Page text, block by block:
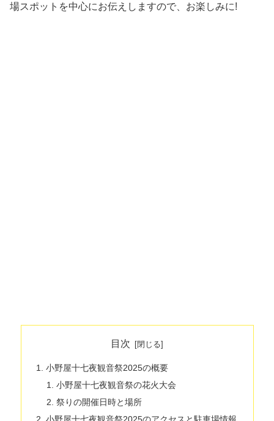
場スポットを中心にお伝えしますので、お楽しみに!
目次
小野屋十七夜観音祭2025の概要
小野屋十七夜観音祭の花火大会
祭りの開催日時と場所